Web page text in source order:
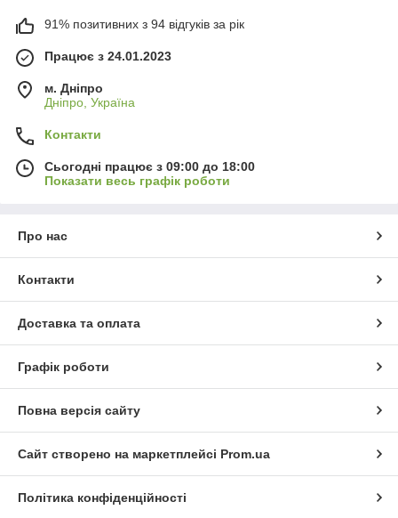
91% позитивних з 94 відгуків за рік
Працює з 24.01.2023
м. Дніпро
Дніпро, Україна
Контакти
Сьогодні працює з 09:00 до 18:00
Показати весь графік роботи
Про нас
Контакти
Доставка та оплата
Графік роботи
Повна версія сайту
Сайт створено на маркетплейсі Prom.ua
Політика конфіденційності